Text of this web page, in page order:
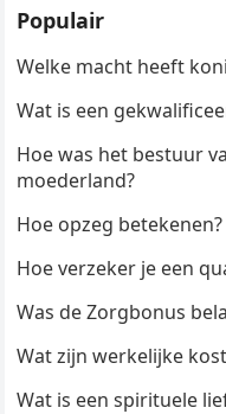
Populair
Welke macht heeft
Wat is een
Hoe was het bestuur
moederland?
Hoe opzeg betekenen?
Hoe verzeker je een
Was de Zorgbonus
Wat zijn werkelijke
Wat is een spirituele